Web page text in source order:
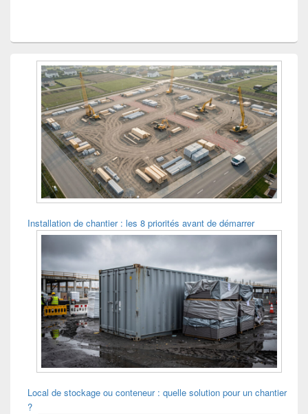
Installation de chantier : les 8 priorités avant de démarrer
Local de stockage ou conteneur : quelle solution pour un chantier
?